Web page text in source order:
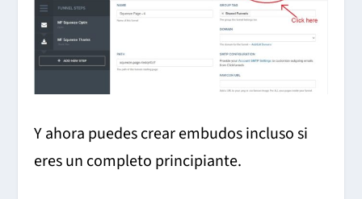
Y ahora puedes crear embudos incluso si
eres un completo principiante.